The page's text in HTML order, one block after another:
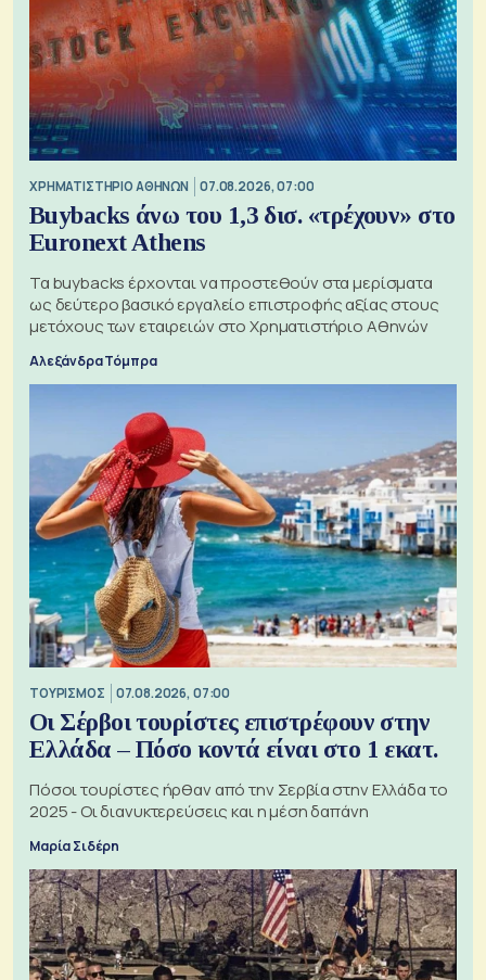
XΡΗΜΑΤΙΣΤΗΡΙΟ ΑΘΗΝΩΝ 07.08.2026, 07:00
Buybacks άνω του 1,3 δισ. «τρέχουν» στο
Euronext Athens
Τα buybacks έρχονται να προστεθούν στα μερίσματα
ως δεύτερο βασικό εργαλείο επιστροφής αξίας στους
μετόχους των εταιρειών στο Χρηματιστήριο Αθηνών
Αλεξάνδρα Τόμπρα
ΤΟΥΡΙΣΜΟΣ 07.08.2026, 07:00
Οι Σέρβοι τουρίστες επιστρέφουν στην
Ελλάδα – Πόσο κοντά είναι στο 1 εκατ.
Πόσοι τουρίστες ήρθαν από την Σερβία στην Ελλάδα το
2025 - Οι διανυκτερεύσεις και η μέση δαπάνη
Μαρία Σιδέρη